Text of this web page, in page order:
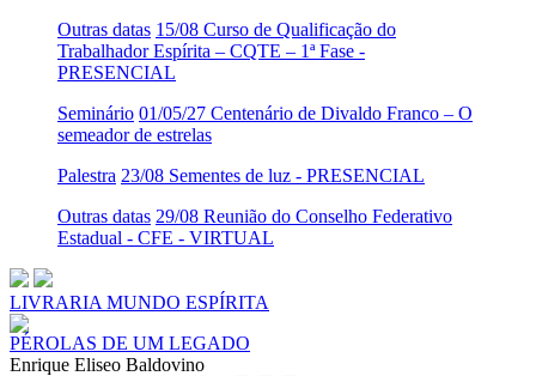
Outras datas 15/08 Curso de Qualificação do
Trabalhador Espírita – CQTE – 1ª Fase -
PRESENCIAL
Seminário 01/05/27 Centenário de Divaldo Franco – O
semeador de estrelas
Palestra 23/08 Sementes de luz - PRESENCIAL
Outras datas 29/08 Reunião do Conselho Federativo
Estadual - CFE - VIRTUAL
LIVRARIA MUNDO ESPÍRITA
PÉROLAS DE UM LEGADO
Enrique Eliseo Baldovino